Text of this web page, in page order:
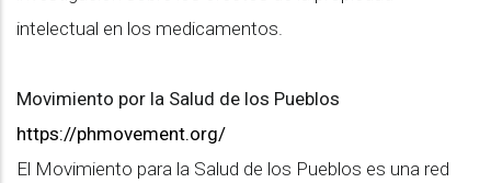
intelectual en los medicamentos.
Movimiento por la Salud de los Pueblos
https://phmovement.org/
El Movimiento para la Salud de los Pueblos es una red